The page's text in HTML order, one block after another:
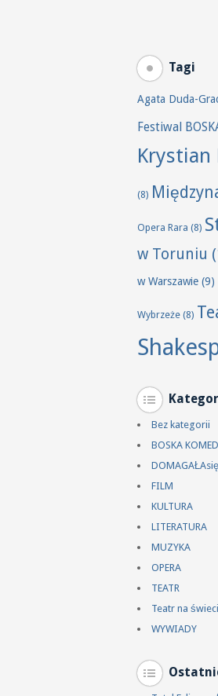
Tagi
Agata Duda-
Festiwal
Krystian
(8)
Opera Rara (8)
w Toruniu
w Warszawie (9)
Wybrzeże (8)
Bez kategorii
BOSKA
FILM
KULTURA
LITERATURA
MUZYKA
OPERA
TEATR
Teatr na
WYWIADY